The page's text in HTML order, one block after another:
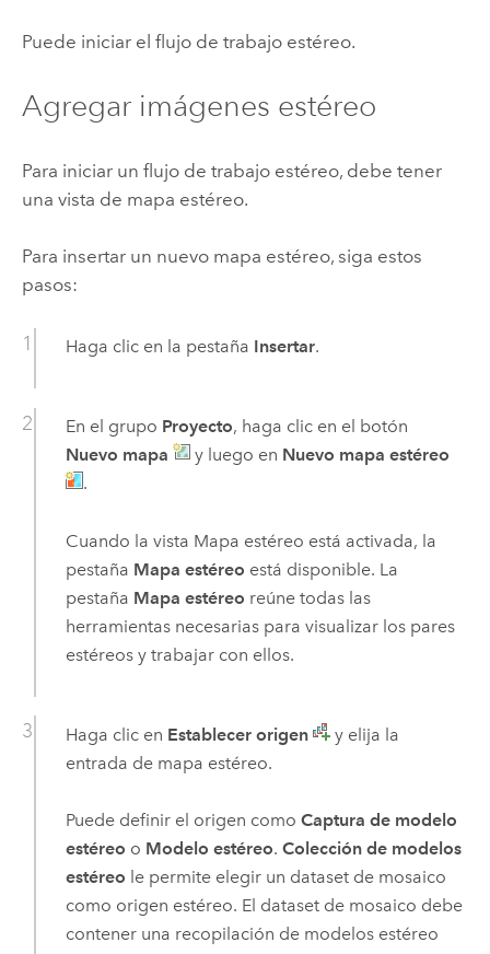
Puede iniciar el flujo de trabajo estéreo.
Agregar imágenes estéreo
Para iniciar un flujo de trabajo estéreo, debe tener
una vista de mapa estéreo.
Para insertar un nuevo mapa estéreo, siga estos
pasos:
Haga clic en la pestaña Insertar.
En el grupo Proyecto, haga clic en el botón
Nuevo mapa
y luego en Nuevo mapa estéreo
.
Cuando la vista Mapa estéreo está activada, la
pestaña Mapa estéreo está disponible. La
pestaña Mapa estéreo reúne todas las
herramientas necesarias para visualizar los pares
estéreos y trabajar con ellos.
Haga clic en Establecer origen
y elija la
entrada de mapa estéreo.
Puede definir el origen como Captura de modelo
estéreo o Modelo estéreo. Colección de modelos
estéreo le permite elegir un dataset de mosaico
como origen estéreo. El dataset de mosaico debe
contener una recopilación de modelos estéreo